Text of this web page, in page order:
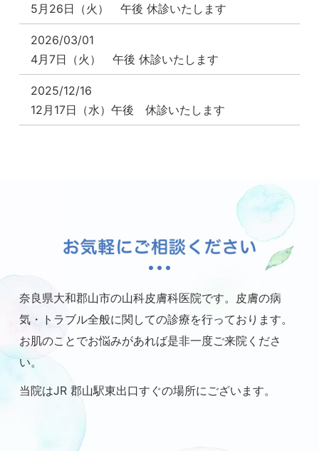
5月26日（火） 午後 休診いたします
2026/03/01
4月7日（火） 午後 休診いたします
2025/12/16
12月17日（水）午後 休診いたします
2025/07/24
8月13日（水）～ 17日（日） 休診いたします
2025/06/29
7月29日（火）午後 休診いたします
2025/06/03
7月1日（火）午後 休診いたします
2025/04/23
奈良県大和郡山市の山科皮膚科医院です。
皮膚の病
気・トラブル全般に関しての診療を行っております。
お肌のことでお悩みがあれば是非一度ご来院くださ
い。
当院はJR 郡山駅東出口すぐの場所にございます。